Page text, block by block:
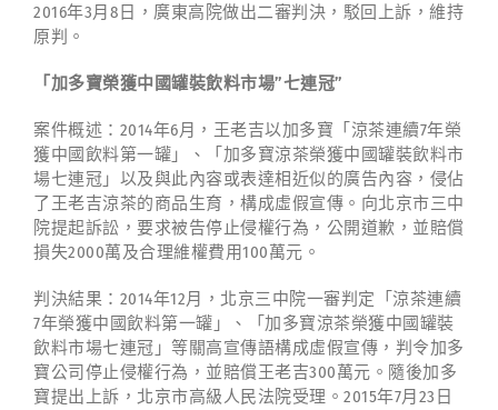
2016年3月8日，廣東高院做出二審判決，駁回上訴，維持
原判。
「加多寶榮獲中國罐裝飲料市場”七連冠”
案件概述：2014年6月，王老吉以加多寶「涼茶連續7年榮
獲中國飲料第一罐」、「加多寶涼茶榮獲中國罐裝飲料市
場七連冠」以及與此內容或表達相近似的廣告內容，侵佔
了王老吉涼茶的商品生育，構成虛假宣傳。向北京市三中
院提起訴訟，要求被告停止侵權行為，公開道歉，並賠償
損失2000萬及合理維權費用100萬元。
判決結果：2014年12月，北京三中院一審判定「涼茶連續
7年榮獲中國飲料第一罐」、「加多寶涼茶榮獲中國罐裝
飲料市場七連冠」等關高宣傳語構成虛假宣傳，判令加多
寶公司停止侵權行為，並賠償王老吉300萬元。隨後加多
寶提出上訴，北京市高級人民法院受理。2015年7月23日